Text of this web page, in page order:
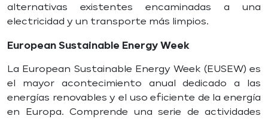
alternativas existentes encaminadas a una
electricidad y un transporte más limpios.
European Sustainable Energy Week
La European Sustainable Energy Week (EUSEW) es
el mayor acontecimiento anual dedicado a las
energías renovables y el uso eficiente de la energía
en Europa. Comprende una serie de actividades